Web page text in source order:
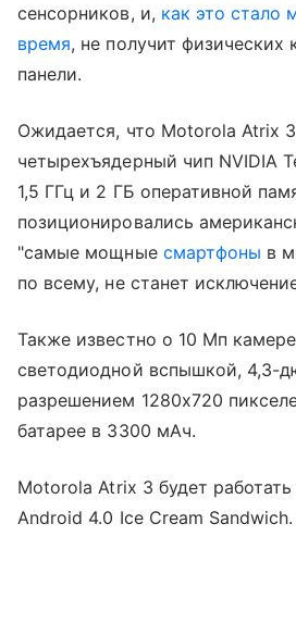
сенсорников, и, как это стало
время, не получит физических
панели.
Ожидается, что Motorola Atrix
четырехъядерный чип NVIDIA
1,5 ГГц и 2 ГБ оперативной
позиционировались
"самые мощные смартфоны в
по всему, не станет
Также известно о 10 Мп
светодиодной вспышкой, 4,3-
разрешением 1280х720
батарее в 3300 мАч.
Motorola Atrix 3 будет
Android 4.0 Ice Cream Sandwich.